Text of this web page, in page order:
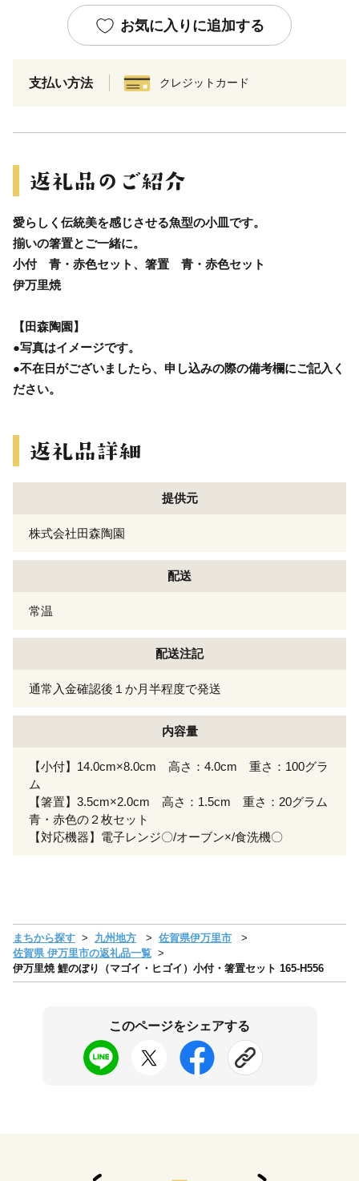
お気に入りに追加する
支払い方法 クレジットカード
愛らしく伝統美を感じさせる魚型の小皿です。
揃いの箸置とご一緒に。
小付 青・赤色セット、箸置 青・赤色セット
伊万里焼
【田森陶園】
●写真はイメージです。
●不在日がございましたら、申し込みの際の備考欄にご記入く
ださい。
提供元
株式会社田森陶園
配送
常温
配送注記
通常入金確認後１か月半程度で発送
内容量
【小付】14.0cm×8.0cm 高さ：4.0cm 重さ：100グラ
ム
【箸置】3.5cm×2.0cm 高さ：1.5cm 重さ：20グラム
青・赤色の２枚セット
【対応機器】電子レンジ〇/オーブン×/食洗機〇
まちから探す 九州地方
佐賀県伊万里市
佐賀県 伊万里市の返礼品一覧
伊万里焼 鯉のぼり（マゴイ・ヒゴイ）小付・箸置セット 165-H556
このページをシェアする